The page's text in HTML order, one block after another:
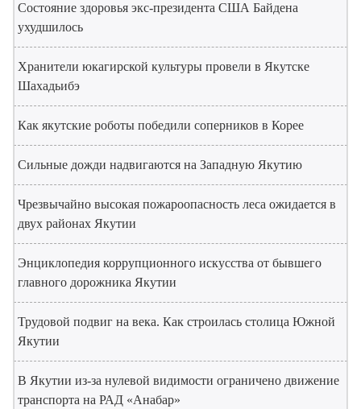
Состояние здоровья экс-президента США Байдена
ухудшилось
Хранители юкагирской культуры провели в Якутске
Шахадьибэ
Как якутские роботы победили соперников в Корее
Сильные дожди надвигаются на Западную Якутию
Чрезвычайно высокая пожароопасность леса ожидается в
двух районах Якутии
Энциклопедия коррупционного искусства от бывшего
главного дорожника Якутии
Трудовой подвиг на века. Как строилась столица Южной
Якутии
В Якутии из-за нулевой видимости ограничено движение
транспорта на РАД «Анабар»